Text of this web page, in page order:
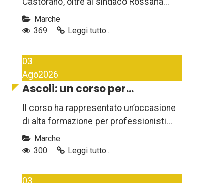
Marche
369
Leggi tutto...
03
Ago2026
Ascoli: un corso per...
Il corso ha rappresentato un’occasione
di alta formazione per professionisti...
Marche
300
Leggi tutto...